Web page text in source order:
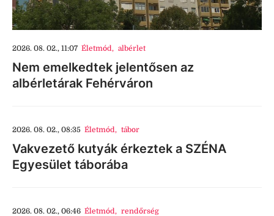
2026. 08. 02., 11:07 Életmód, albérlet
Nem emelkedtek jelentősen az
albérletárak Fehérváron
2026. 08. 02., 08:35 Életmód, tábor
Vakvezető kutyák érkeztek a SZÉNA
Egyesület táborába
2026. 08. 02., 06:46 Életmód, rendőrség